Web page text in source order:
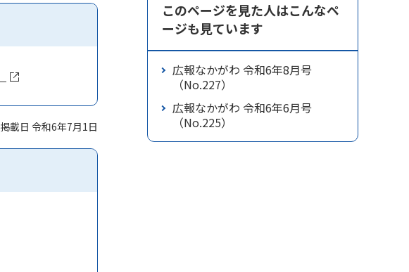
掲載日 令和6年7月1日
このページを見た人はこんなペ
ージも見ています
広報なかがわ 令和6年8月号
（No.227）
広報なかがわ 令和6年6月号
（No.225）